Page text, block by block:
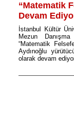
“Matematik
Devam
İstanbul Kültür
Mezun
“Matematik
Aydınoğlu
olarak devam